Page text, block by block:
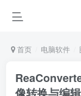
首页 电脑软件